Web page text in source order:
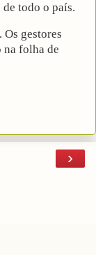
todo o país.
gestores
na folha de
›